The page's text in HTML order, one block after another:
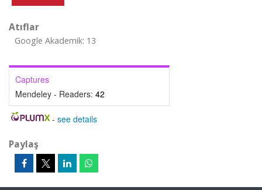
Atıflar
Google Akademik: 13
Captures
Mendeley - Readers: 42
- see details
Paylaş